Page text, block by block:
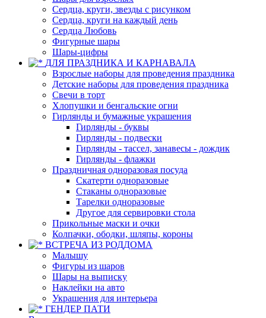
Сердца, круги, звезды с рисунком
Сердца, круги на каждый день
Сердца Любовь
Фигурные шары
Шары-цифры
ДЛЯ ПРАЗДНИКА И КАРНАВАЛА
Взрослые наборы для проведения праздника
Детские наборы для проведения праздника
Свечи в торт
Хлопушки и бенгальские огни
Гирлянды и бумажные украшения
Гирлянды - буквы
Гирлянды - подвески
Гирлянды - тассел, занавесы - дождик
Гирлянды - флажки
Праздничная одноразовая посуда
Скатерти одноразовые
Стаканы одноразовые
Тарелки одноразовые
Другое для сервировки стола
Прикольные маски и очки
Колпачки, ободки, шляпы, короны
ВСТРЕЧА ИЗ РОДДОМА
Малышу
Фигуры из шаров
Шары на выписку
Наклейки на авто
Украшения для интерьера
ГЕНДЕР ПАТИ